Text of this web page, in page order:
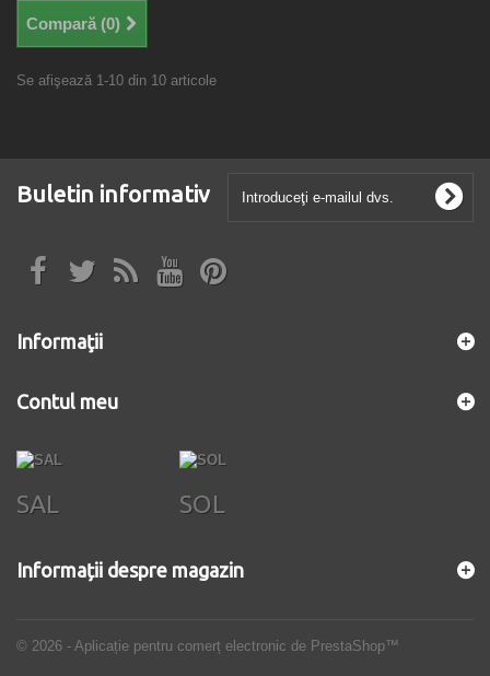
Compară (0)
Se afişează 1-10 din 10 articole
Buletin informativ
Informaţii
© 2026 - Aplicație pentru comerț electronic de PrestaShop™
Contul meu
SAL SOL
Informații despre magazin